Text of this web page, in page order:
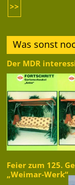
>>
Was sonst
Der MDR
Feier zum 125.
„Weimar-Werk“